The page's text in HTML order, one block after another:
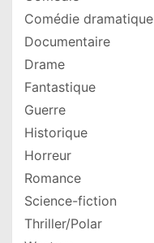
Comédie dramatique
Documentaire
Drame
Fantastique
Guerre
Historique
Horreur
Romance
Science-fiction
Thriller/Polar